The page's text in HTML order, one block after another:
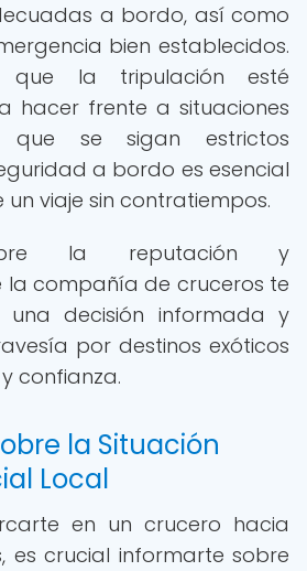
a bordo, así como
bien establecidos.
que la tripulación esté
hacer frente a situaciones
que se sigan estrictos
a bordo es esencial
viaje sin contratiempos.
la reputación y
la compañía de cruceros te
una decisión informada y
por destinos exóticos
confianza.
la Situación
Local
en un crucero hacia
es crucial informarte sobre